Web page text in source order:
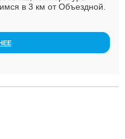
в 3 км от Объездной.